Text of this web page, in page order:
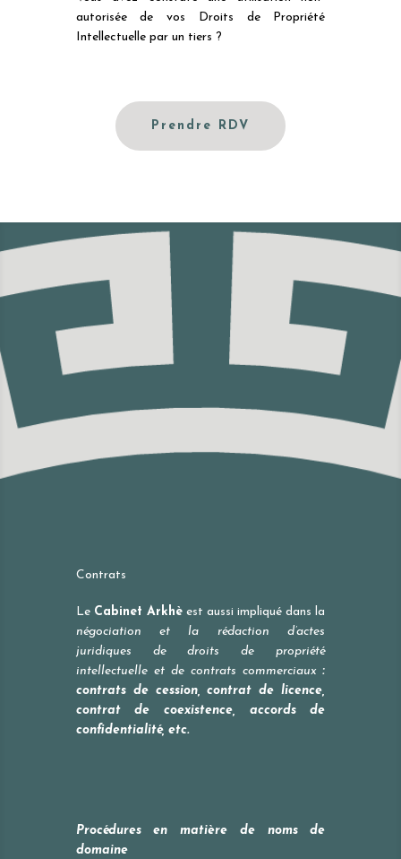
autorisée de vos Droits de Propriété
Intellectuelle par un tiers ?
Prendre RDV
Contrats
Le Cabinet Arkhèest aussi impliqué dans la
négociation et la rédaction d’actes
juridiques de droits de propriété
intellectuelle et de contrats commerciaux:
contrats de cession, contrat de licence,
contrat de coexistence, accords de
confidentialité, etc.
Procédures en matière de noms de
domaine